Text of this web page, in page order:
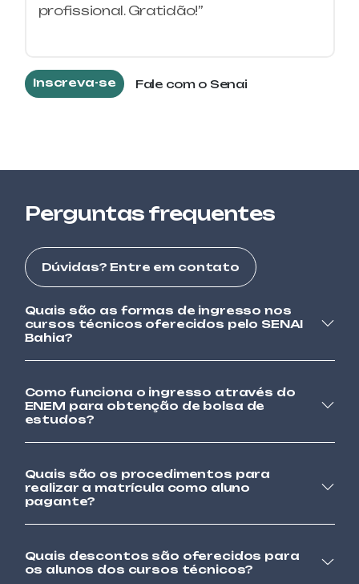
SEGURANÇA DO TRABALHO
ALIMENTOS E BEBIDAS
CONFEITARIA AVANÇADA
ALIMENTOS E BEBIDAS
AUTOMAÇÃO
CONTROLADOR LÓGICO PROGRAMÁVEL
AUTOMAÇÃO
CONTROLADOR LÓGICO PROGRAMÁVEL
BÁSICO – CLP
TÊXTIL
COSTURA INDUSTRIAL DE MÁQUINA RETA E
OVERLOCK
COSTURA INDUSTRIAL EM MÁQUINA
OVERLOCK
profissional. Gratidão!”
Inscreva-se Fale com o Senai
Perguntas frequentes
Dúvidas? Entre em contato
Quais são as formas de ingresso nos
cursos técnicos oferecidos pelo SENAI
Bahia?
Como funciona o ingresso através do
ENEM para obtenção de bolsa de
estudos?
Quais são os procedimentos para
realizar a matrícula como aluno
pagante?
Quais descontos são oferecidos para
os alunos dos cursos técnicos?